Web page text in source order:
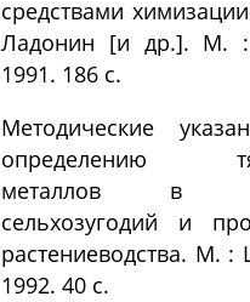
средствами
Ладонин [и др.]. М.
1991. 186 с.
Методические
определению
металлов в
сельхозугодий и
растениеводства. М.
1992. 40 с.